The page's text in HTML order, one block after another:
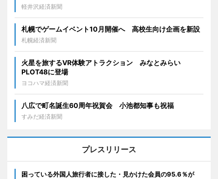
軽井沢経済新聞
札幌でゲームイベント10月開催へ 高校生向け企画を新設
札幌経済新聞
火星を旅するVR体験アトラクション みなとみらい
PLOT48に登場
ヨコハマ経済新聞
八広で町名誕生60周年祝賀会 小池都知事も祝福
すみだ経済新聞
プレスリリース
困っている外国人旅行者に接した・見かけた会員の95.6％が